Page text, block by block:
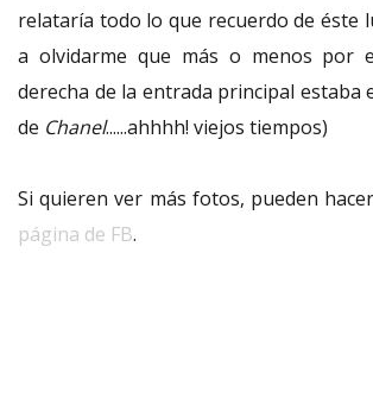
relataría todo lo que recuerdo de éste
a olvidarme que más o menos por
derecha de la entrada principal estaba
de Chanel......ahhhh! viejos tiempos)
Si quieren ver más fotos, pueden
página de FB.